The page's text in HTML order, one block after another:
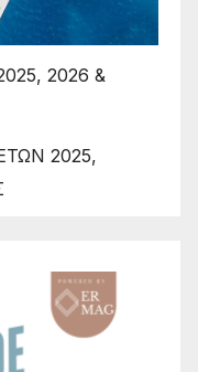
2026 &
2025,